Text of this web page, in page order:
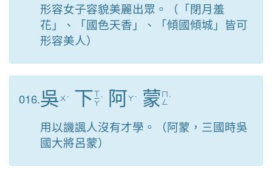
形容女子容貌美麗出眾。（「閉月羞
花」、「國色天香」、「傾國傾城」皆可
形容美人）
016.吳 ㄨ ˊ 下ㄒ
ㄧ
ㄚ
ˋ 阿ㄚˋ 蒙 ㄇ
ㄥ ˊ
用以譏諷人沒有才學。（阿蒙，三國時吳
國大將呂蒙）